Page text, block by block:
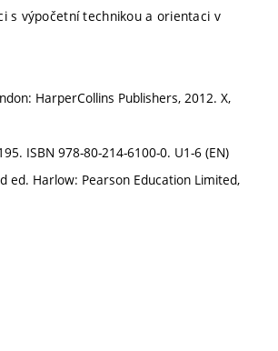
s výpočetní technikou a orientaci v
HarperCollins Publishers, 2012. X,
ISBN 978-80-214-6100-0. U1-6 (EN)
ed. Harlow: Pearson Education Limited,